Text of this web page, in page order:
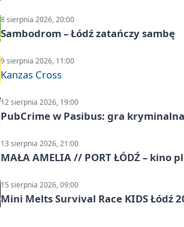
8 sierpnia 2026, 20:00
Sambodrom – Łódź zatańczy sambę
9 sierpnia 2026, 11:00
Kanzas Cross
12 sierpnia 2026, 19:00
PubCrime w Pasibus: gra
13 sierpnia 2026, 21:00
MAŁA AMELIA // PORT ŁÓDŹ – kino
15 sierpnia 2026, 09:00
Mini Melts Survival Race KIDS Łódź